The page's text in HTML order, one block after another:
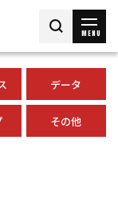
MENU
データ
その他